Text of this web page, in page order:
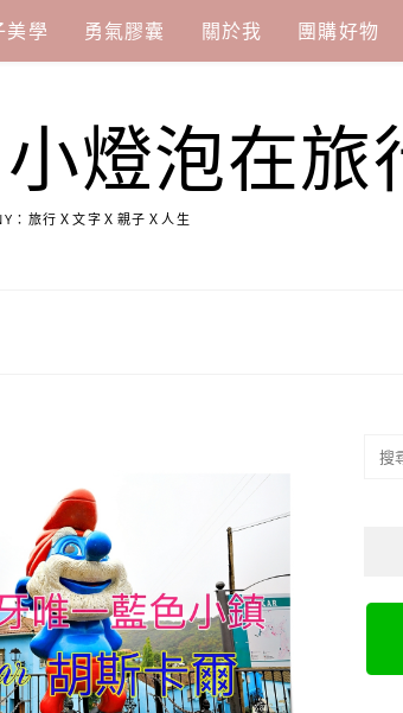
美學 勇氣膠囊 關於我 團購好物
燈泡在旅
：旅行Ｘ文字Ｘ親子Ｘ人生